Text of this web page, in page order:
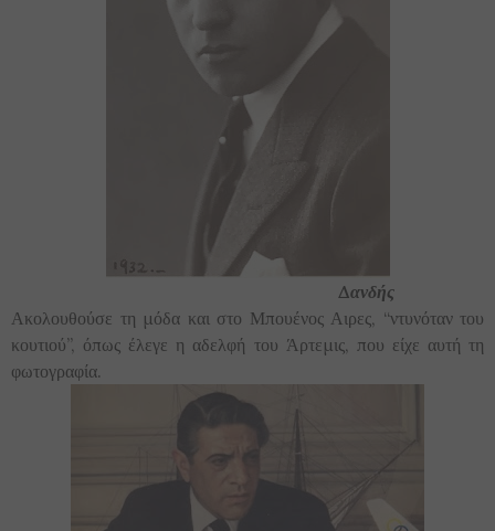
Δανδής
Ακολουθούσε τη μόδα και στο Μπουένος Αιρες, “ντυνόταν του
κουτιού”, όπως έλεγε η αδελφή του Άρτεμις, που είχε αυτή τη
φωτογραφία.